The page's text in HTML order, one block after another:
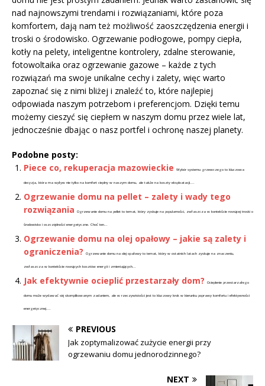
nad najnowszymi trendami i rozwiązaniami, które poza
komfortem, dają nam też możliwość zaoszczędzenia energii i
troski o środowisko. Ogrzewanie podłogowe, pompy ciepła,
kotły na pelety, inteligentne kontrolery, zdalne sterowanie,
fotowoltaika oraz ogrzewanie gazowe – każde z tych
rozwiązań ma swoje unikalne cechy i zalety, więc warto
zapoznać się z nimi bliżej i znaleźć to, które najlepiej
odpowiada naszym potrzebom i preferencjom. Dzięki temu
możemy cieszyć się ciepłem w naszym domu przez wiele lat,
jednocześnie dbając o nasz portfel i ochronę naszej planety.
Podobne posty:
Piece co, rekuperacja mazowieckie
Wybór systemu grzewczego to kluczowa
decyzja, która ma wpływ nie tylko na komfort cieplny w naszym domu, ale także na koszty eksploatacji....
Ogrzewanie domu na pellet – zalety i wady tego
rozwiązania
Ogrzewanie domu na pellet to temat, który zyskuje na popularności, zwłaszcza w kontekście rosnącej troski o
środowisko i oszczędności energetyczne. Choć ten...
Ogrzewanie domu na olej opałowy – jakie są zalety i
ograniczenia?
Ogrzewanie domu na olej opałowy to temat, który w ostatnich latach zyskuje na znaczeniu,
zwłaszcza w kontekście rosnących kosztów energii i zmieniających...
Jak efektywnie ocieplić przestarzały dom? Ocieplenie przestarzałego
domu może wydawać się skomplikowanym zadaniem, ale w rzeczywistości jest to kluczowy krok w kierunku poprawy komfortu i efektywności
energetycznej....
PREVIOUS
Jak zoptymalizować zużycie energii przy
ogrzewaniu domu jednorodzinnego?
NEXT